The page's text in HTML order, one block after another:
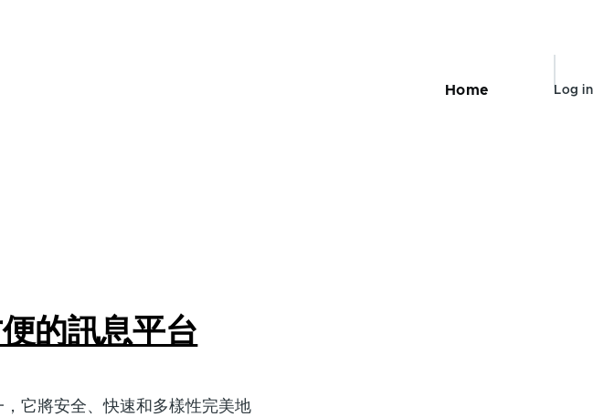
Main
Home
User
Log in
的訊息平台
它將安全、快速和多樣性完美地